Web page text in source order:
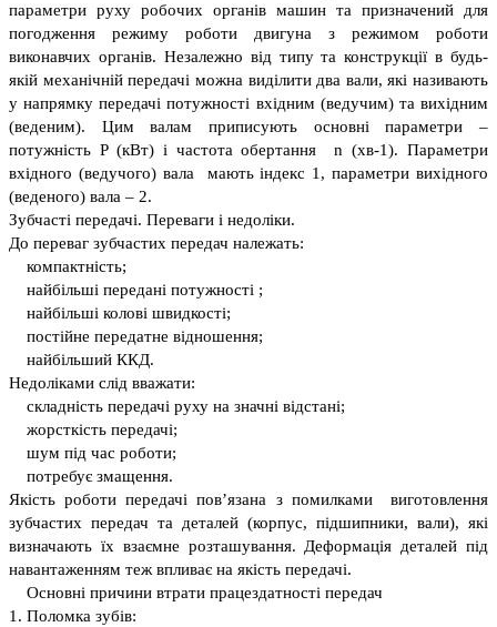
параметри руху робочих органів машин та призначений для
погодження режиму роботи двигуна з режимом роботи
виконавчих органів. Незалежно від типу та конструкції в будь-
якій механічній передачі можна виділити два вали, які називають
у напрямку передачі потужності вхідним (ведучим) та вихідним
(веденим). Цим валам приписують основні параметри –
потужність P (кВт) і частота обертання n (хв-1). Параметри
вхідного (ведучого) вала мають індекс 1, параметри вихідного
(веденого) вала – 2.
Зубчасті передачі. Переваги і недоліки.
До переваг зубчастих передач належать:
компактність;
найбільші передані потужності ;
найбільші колові швидкості;
постійне передатне відношення;
найбільший ККД.
Недоліками слід вважати:
складність передачі руху на значні відстані;
жорсткість передачі;
шум під час роботи;
потребує змащення.
Якість роботи передачі пов’язана з помилками виготовлення
зубчастих передач та деталей (корпус, підшипники, вали), які
визначають їх взаємне розташування. Деформація деталей під
навантаженням теж впливає на якість передачі.
Основні причини втрати працездатності передач
1. Поломка зубів: